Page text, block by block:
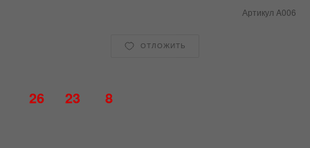
Артикул A006
ОТЛОЖИТЬ
26 23 8